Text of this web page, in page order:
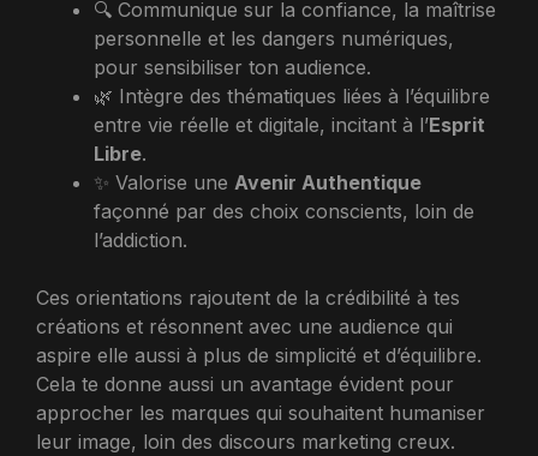
🔍 Communique sur la confiance, la maîtrise
personnelle et les dangers numériques,
pour sensibiliser ton audience.
🌿 Intègre des thématiques liées à l’équilibre
entre vie réelle et digitale, incitant à l’Esprit
Libre.
✨ Valorise une Avenir Authentique
façonné par des choix conscients, loin de
l’addiction.
Ces orientations rajoutent de la crédibilité à tes
créations et résonnent avec une audience qui
aspire elle aussi à plus de simplicité et d’équilibre.
Cela te donne aussi un avantage évident pour
approcher les marques qui souhaitent humaniser
leur image, loin des discours marketing creux.